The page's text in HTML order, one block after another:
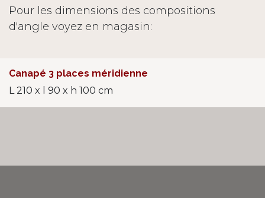
Pour les dimensions des compositions
d'angle voyez en magasin:
Canapé 3 places méridienne
L 210 x l 90 x h 100 cm